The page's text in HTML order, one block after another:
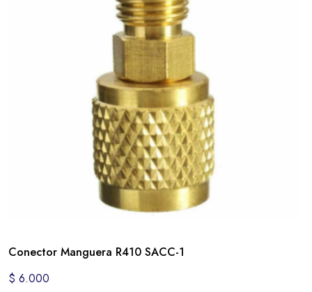
Conector Manguera R410 SACC-1
$ 6.000